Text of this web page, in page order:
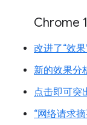
Chrome
改进了“效
新的效果分
点击即可突
“网络请求